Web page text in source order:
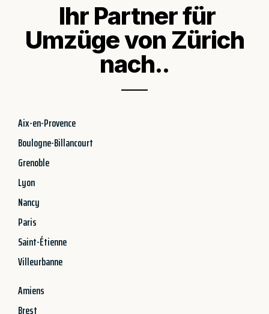
Ihr Partner für
Umzüge von Zürich
nach..
Aix-en-Provence
Boulogne-Billancourt
Grenoble
Lyon
Nancy
Paris
Saint-Étienne
Villeurbanne
Amiens
Brest